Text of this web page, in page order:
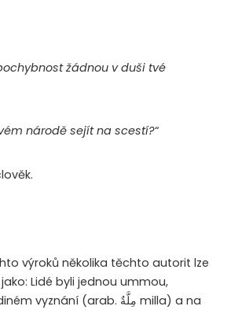
žádnou v duši tvé
národě sejít na scestí?“
výroků několika těchto autorit lze
Lidé byli jednou ummou,
vyznání (arab. مِلَّةٌ milla) a na